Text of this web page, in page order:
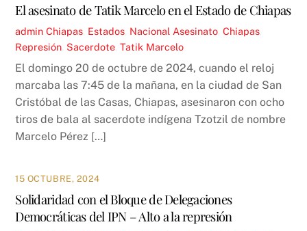
El asesinato de Tatik Marcelo en el Estado de Chiapas
admin Chiapas Estados Nacional Asesinato ,Chiapas
Represión Sacerdote ,Tatik Marcelo
El domingo 20 de octubre de 2024, cuando el reloj
marcaba las 7:45 de la mañana, en la ciudad de San
Cristóbal de las Casas, Chiapas, asesinaron con ocho
tiros de bala al sacerdote indígena Tzotzil de nombre
Marcelo Pérez […]
15 OCTUBRE, 2024
Solidaridad con el Bloque de Delegaciones
Democráticas del IPN – Alto a la represión